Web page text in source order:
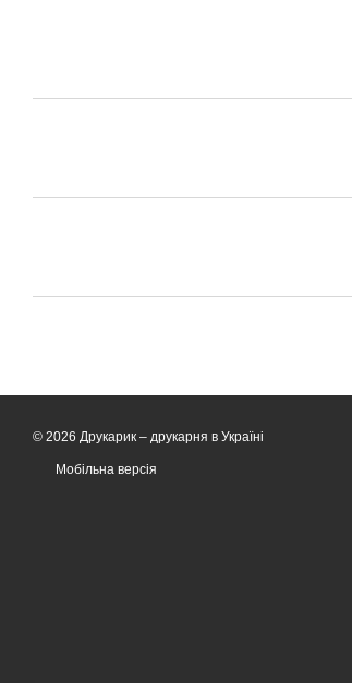
© 2026 Друкарик – друкарня в Україні
Мобільна версія